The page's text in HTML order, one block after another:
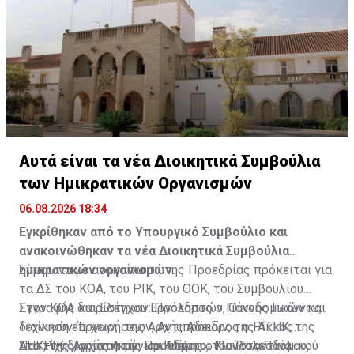
Πηγή: ΚΥΠΕ
Αυτά είναι τα νέα Διοικητικά Συμβούλια
των Ημικρατικών Οργανισμών
06.08.2026 18:34
Εγκρίθηκαν από το Υπουργικό Συμβούλιο και
ανακοινώθηκαν τα νέα Διοικητικά Συμβούλια
ημικρατικών οργανισμών.
Σύμφωνα με ανακοίνωση της Προεδρίας πρόκειται για
τα ΔΣ του ΚΟΑ, του ΡΙΚ, του ΘΟΚ, του Συμβουλίου
Εγγραφής και Ελέγχου Εργοληπτών, Οικοδομικών και
Τεχνικών ‘Έργων, της Αρχής Αδειών, της ΑΤΗΚ, της
ΑΗΚ, της Αρχής Λιμένων Κύπρου, του Πολεοδομικού
Στον ΚΟΑ διορίστηκαν: Πρόεδρος ο Γιάννης Ιωάννου,
διοίκηση επιχειρήσεων, Αντιπρόεδρος ο Ρίκκος
Παττίχης, γυμναστής και Μέλη οι Κωνσταντίνα
Στο ΡΙΚ διορίστηκαν: Πρόεδρος ο Παύλος Παύλου,